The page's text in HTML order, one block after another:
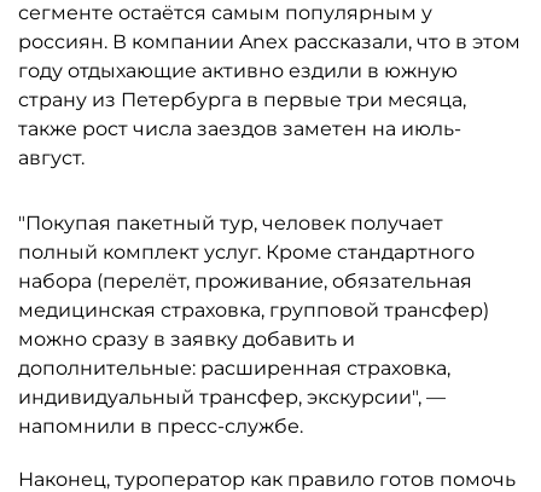
сегменте остаётся самым популярным у
россиян. В компании Anex рассказали, что в этом
году отдыхающие активно ездили в южную
страну из Петербурга в первые три месяца,
также рост числа заездов заметен на июль-
август.
"Покупая пакетный тур, человек получает
полный комплект услуг. Кроме стандартного
набора (перелёт, проживание, обязательная
медицинская страховка, групповой трансфер)
можно сразу в заявку добавить и
дополнительные: расширенная страховка,
индивидуальный трансфер, экскурсии", —
напомнили в пресс-службе.
Наконец, туроператор как правило готов помочь